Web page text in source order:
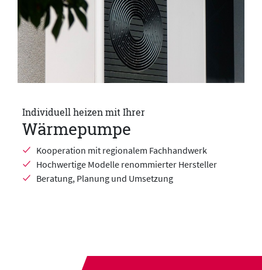
Individuell heizen mit Ihrer
Wärmepumpe
Kooperation mit regionalem Fachhandwerk
Hochwertige Modelle renommierter Hersteller
Beratung, Planung und Umsetzung